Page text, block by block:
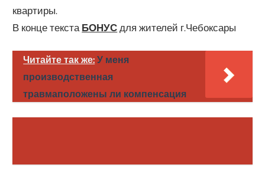
квартиры.
В конце текста БОНУС для жителей г.Чебоксары
Читайте так же: У меня
производственная
травмаположены ли компенсация